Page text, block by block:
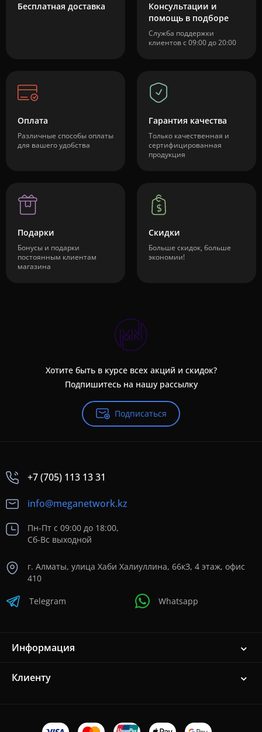
Бесплатная доставка
Консультации и
помощь в подборе
Служба поддержки
клиентов с 09:00 до 20:00
Оплата
Различные способы оплаты
для вашего удобства
Гарантия качества
Только качественная и
сертифицированная
продукция
Подарки
Бонусы и подарки
постоянным клиентам
магазина
Скидки
Больше скидок, больше
экономии!
Хотите быть в курсе всех акций и скидок?
Подпишитесь на нашу рассылку
Подписаться
+7 (705) 113 13 31
info@meganetwork.kz
Пн-Пт с 09:00 до 18:00,
Сб-Вс выходной
г. Алматы, улица Хаби Халиуллина, 66кЗ, 4 этаж, офис
410
Telegram Whatsapp
Информация
Клиенту